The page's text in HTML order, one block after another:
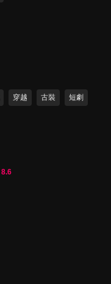
穿越 古裝 短劇
8.6